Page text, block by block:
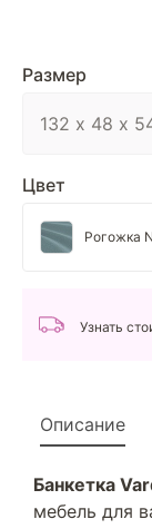
Размер
Цвет
Рогожка
Узнать
Описание
Банкетка
мебель для